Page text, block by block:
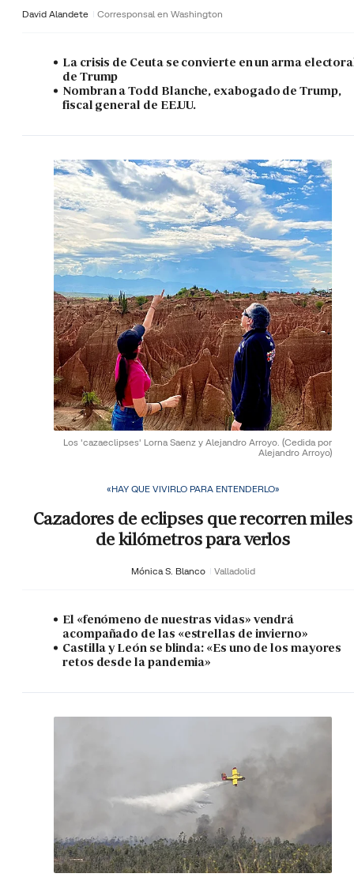
David Alandete Corresponsal en Washington
La crisis de Ceuta se convierte en un arma
de Trump
Nombran a Todd Blanche, exabogado de Trump,
fiscal general de EE.UU.
Los 'cazaeclipses' Lorna Saenz y Alejandro Arroyo. (Cedida por
Alejandro Arroyo)
«HAY QUE VIVIRLO PARA ENTENDERLO»
Cazadores de eclipses que recorren miles
de kilómetros para verlos
Mónica S. Blanco Valladolid
El «fenómeno de nuestras vidas» vendrá
acompañado de las «estrellas de invierno»
Castilla y León se blinda: «Es uno de los mayores
retos desde la pandemia»